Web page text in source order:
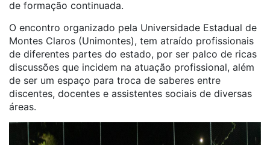
de formação continuada.
O encontro organizado pela Universidade Estadual de
Montes Claros (Unimontes), tem atraído profissionais
de diferentes partes do estado, por ser palco de ricas
discussões que incidem na atuação profissional, além
de ser um espaço para troca de saberes entre
discentes, docentes e assistentes sociais de diversas
áreas.